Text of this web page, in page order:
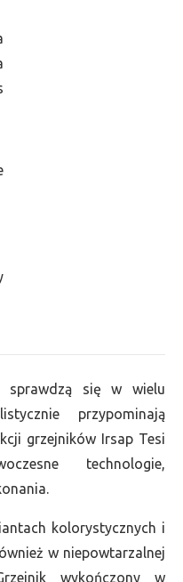
sprawdzą się w wielu
przypominają
grzejników Irsap Tesi
technologie,
kolorystycznych i
w niepowtarzalnej
wykończony w